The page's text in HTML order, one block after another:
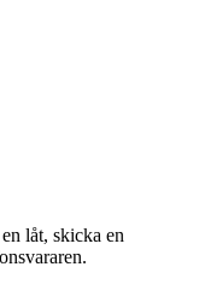
låt, skicka en